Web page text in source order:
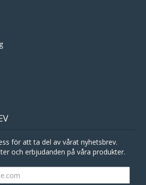
för att ta del av vårat nyhetsbrev.
och erbjudanden på våra produkter.